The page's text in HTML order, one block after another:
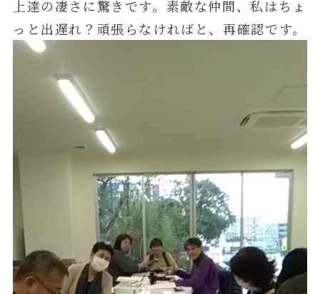
上達の凄さに驚きです。素敵な仲間、私はちょ
っと出遅れ？頑張らなければと、再確認です。